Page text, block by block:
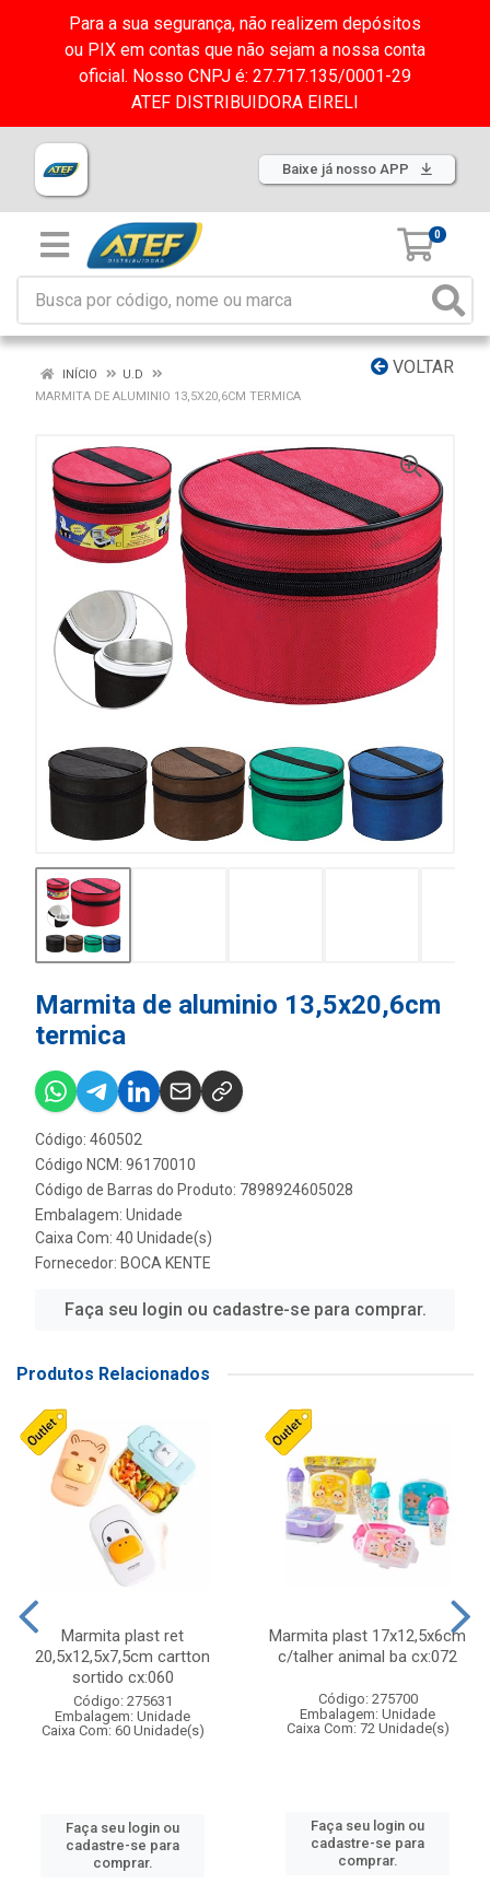
Para a sua segurança, não realizem depósitos
ou PIX em contas que não sejam a nossa conta
oficial. Nosso CNPJ é: 27.717.135/0001-29
ATEF DISTRIBUIDORA EIRELI
Baixe já nosso APP
0
VOLTAR
INÍCIO
U.D
MARMITA DE ALUMINIO 13,5X20,6CM TERMICA
Marmita de aluminio 13,5x20,6cm
termica
Código: 460502
Código NCM: 96170010
Código de Barras do Produto: 7898924605028
Embalagem: Unidade
Caixa Com: 40 Unidade(s)
Fornecedor: BOCA KENTE
Faça seu login ou cadastre-se para comprar.
Produtos Relacionados
Marmita plast ret
20,5x12,5x7,5cm cartton
sortido cx:060
Código: 275631
Embalagem: Unidade
Caixa Com: 60 Unidade(s)
Faça seu login ou
cadastre-se para
comprar.
Marmita plast 17x12,5x6cm
c/talher animal ba cx:072
Código: 275700
Embalagem: Unidade
Caixa Com: 72 Unidade(s)
Faça seu login ou
cadastre-se para
comprar.